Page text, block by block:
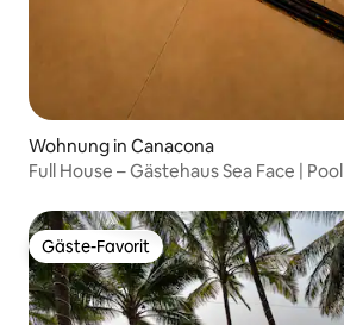
Wohnung in Canacona
Full House – Gästehaus Sea Face | Pool
Gäste-Favorit
Gäste-Favorit